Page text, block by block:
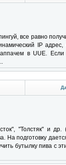
все равно
IP
в UUE. Если
"Толстяк" и
подготовку
бутылку пива с